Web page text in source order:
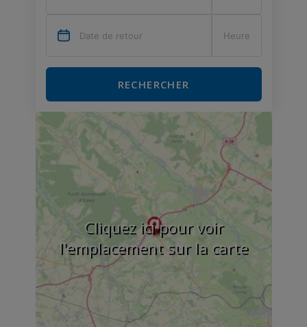
RECHERCHER
Cliquez ici pour voir
l'emplacement sur la carte